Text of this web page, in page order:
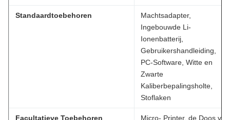
Standaardtoebehoren
Machtsadapter,
Ingebouwde Li-
Ionenbatterij,
Gebruikershandleiding,
PC-Software, Witte en
Zwarte
Kaliberbepalingsholte,
Stoflaken
Facultatieve Toebehoren
Micro- Printer, de Doos van